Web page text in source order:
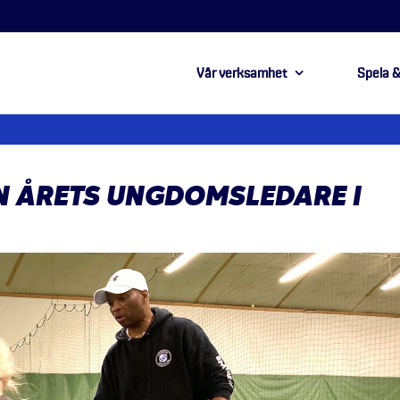
Vår verksamhet Spela
ÅRETS UNGDOMSLEDARE I